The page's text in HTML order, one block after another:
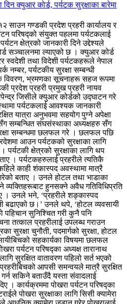
क्युआर कोर्ड, पर्यटक सुरक्षाका बारेमा
साउन गण्डकी प्रदेश प्रहरी कार्यालय र
परिषद्को संयुक्त पहलमा पर्यटकलाई
क्षेत्रको जानकारी दिने उद्देश्यले
सञ्चालनमा ल्याएको छ । क्युआर कोर्ड
स्वदेशी तथा विदेशी पर्यटकहरूले नेपाल
नम्बर, पर्यटकीय सुरक्षा सम्बन्धी
विवरण, भ्रमणका सूचनाहरू सहज रूपमा
प्रदेश प्रहरी प्रमुख प्रहरी नायव
जिसीले क्युआर कोर्डको उद्घाटन गरे
पर्यटकलाई आवश्यक जानकारी
यात्रा अनुभवमा सहयोग पुग्ने अपेक्षा
सम्बन्धित संघसंस्थाका अध्यक्षहरु सँग
सम्बन्धमा छलफल गरे । छलफल पछि
आउन पर्यटकको सुरक्षाका लागि
क्षेत्रको सुरक्षाका लागि थप
। पर्यटकहरुलाई प्रहरीले त्यतिकै
काही शंकास्पद अवस्थामा मात्रै
बताए । उनले होटल तथा भाडाका
व्यक्तिहरूबाट हुनसक्ने अवैध गतिविधिप्रति
। उनले भने, ‘प्रहरीले शङ्कास्पद
बढाएको छ।’ उनले थपे, ‘होटल व्यवसायी
पहिचान सुनिश्चित गरी कुनै पनि
तत्काल प्रहरीलाई उपलब्ध गराउन
सुरक्षा चुनौती, पदमार्गको सुरक्षा, होटल
सहकार्यका विषयमा छलफल
पर्यटन परिषद्का अध्यक्ष तारानाथ
सुरक्षित वातावरण पहिलो सर्त भएको
आपसी समन्वयले मात्रै सुरक्षित
गर्न सकिने बताउँदै यस्ता संवादलाई
। कार्यक्रममा पोखरा पर्यटन परिषद्का
पोखरा सुरक्षाका लागि सिसी क्यामेरा